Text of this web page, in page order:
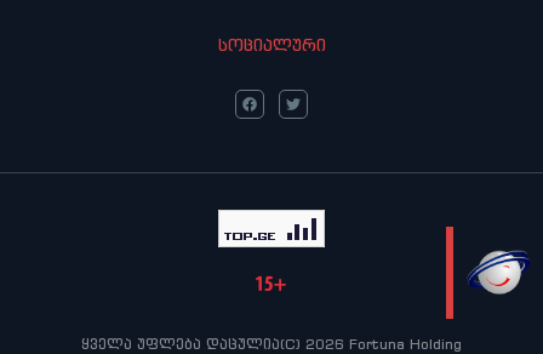
LIVE
სოციალური
ყველა უფლება დაცულია(C) 2026 Fortuna Holding